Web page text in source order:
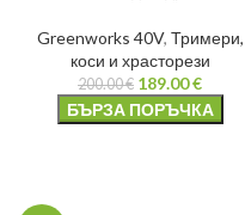
Greenworks 40V, Тримери,
коси и храсторези
200.00€ 189.00€
БЪРЗА ПОРЪЧКА